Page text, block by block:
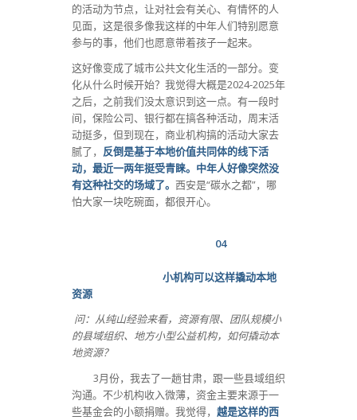
的活动为节点，让对社会有关心、有情怀的人
见面，这是很多像我这样的中年人们特别愿意
参与的事，他们也愿意带着孩子一起来。
这好像变成了城市公共文化生活的一部分。变
化从什么时候开始？我觉得大概是2024-2025年
之后，之前我们没太意识到这一点。有一段时
间，保险公司、银行都在搞各种活动，周末活
动挺多，但到现在，商业机构搞的活动大家去
腻了， 反倒是基于本地价值共同体的线下活
动，最近一两年挺受青睐。中年人好像突然没
有这种社交的场域了。 西安是“碳水之都”，哪
怕大家一块吃碗面，都很开心。
04
小机构可以这样撬动本地
资源
问：从纯山经验来看，资源有限、团队规模小
的县域组织、地方小型公益机构，如何撬动本
地资源？
3月份，我去了一趟甘肃，跟一些县域组织
沟通。不少机构收入微薄，资金主要来源于一
些基金会的小额捐赠。我觉得， 越是这样的西